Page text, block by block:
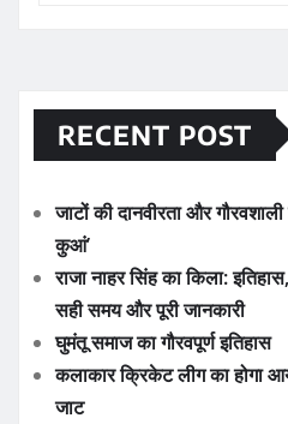
RECENT POST
जाटों की दानवीरता और
कुआं’
राजा नाहर सिंह का किला:
सही समय और पूरी जानकारी
घुमंतू समाज का गौरवपूर्ण इतिहास
कलाकार क्रिकेट लीग का होगा
जाट